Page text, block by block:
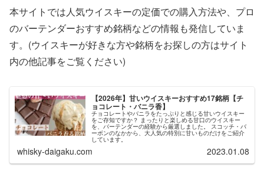
本サイトでは人気ウイスキーの定価での購入方法や、プロ
のバーテンダーおすすめ銘柄などの情報も発信していま
す。(ウイスキーが好きな方や銘柄をお探しの方はサイト
内の他記事をご覧ください)
【2026年】甘いウイスキーおすすめ17銘柄【チ
ョコレート・バニラ香】
チョコレートやバニラをたっぷりと感じる甘いウイスキー
をご存知ですか？ まったりと楽しめる甘口のウイスキー
を、バーテンダーの経験から厳選しました。 スコッチ・バ
ーボンのなかから、大人気の特別に甘いものだけをご紹介
しています。
whisky-daigaku.com 2023.01.08